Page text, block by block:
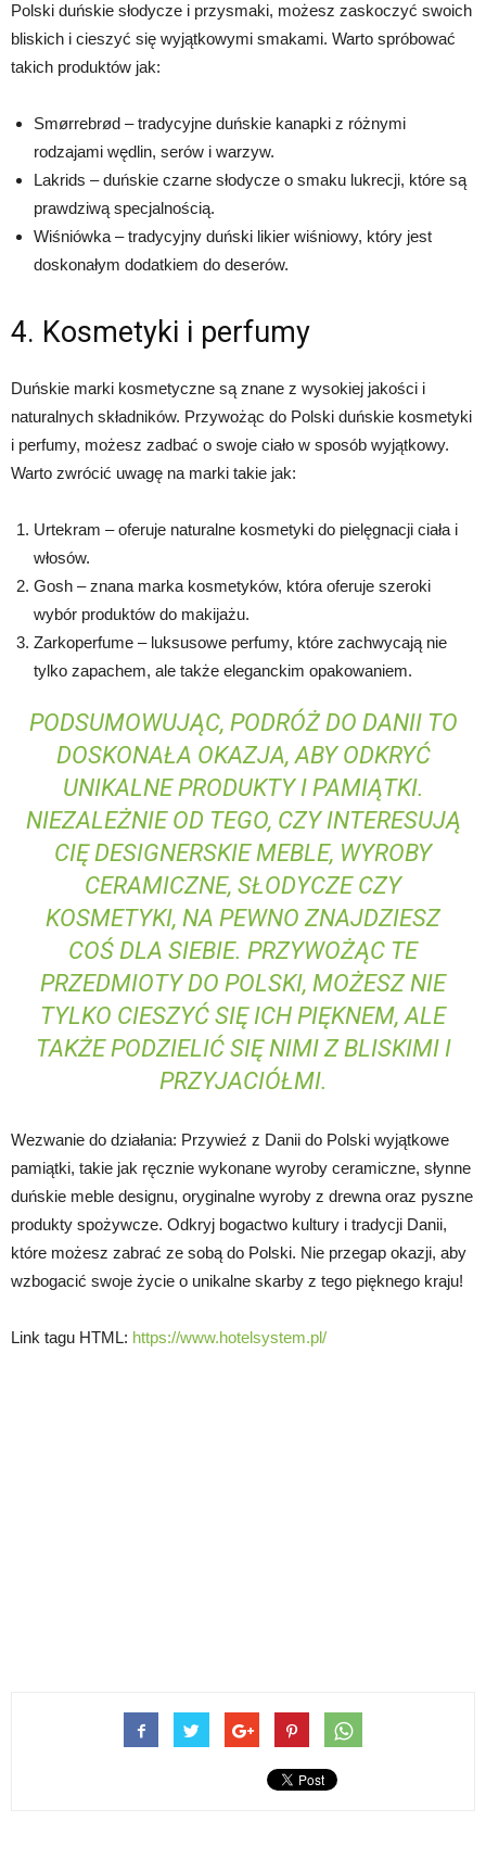
Polski duńskie słodycze i przysmaki, możesz zaskoczyć swoich
bliskich i cieszyć się wyjątkowymi smakami. Warto spróbować
takich produktów jak:
Smørrebrød – tradycyjne duńskie kanapki z różnymi
rodzajami wędlin, serów i warzyw.
Lakrids – duńskie czarne słodycze o smaku lukrecji, które są
prawdziwą specjalnością.
Wiśniówka – tradycyjny duński likier wiśniowy, który jest
doskonałym dodatkiem do deserów.
4. Kosmetyki i perfumy
Duńskie marki kosmetyczne są znane z wysokiej jakości i
naturalnych składników. Przywożąc do Polski duńskie kosmetyki
i perfumy, możesz zadbać o swoje ciało w sposób wyjątkowy.
Warto zwrócić uwagę na marki takie jak:
Urtekram – oferuje naturalne kosmetyki do pielęgnacji ciała i
włosów.
Gosh – znana marka kosmetyków, która oferuje szeroki
wybór produktów do makijażu.
Zarkoperfume – luksusowe perfumy, które zachwycają nie
tylko zapachem, ale także eleganckim opakowaniem.
PODSUMOWUJĄC, PODRÓŻ DO DANII TO
DOSKONAŁA OKAZJA, ABY ODKRYĆ
UNIKALNE PRODUKTY I PAMIĄTKI.
NIEZALEŻNIE OD TEGO, CZY INTERESUJĄ
CIĘ DESIGNERSKIE MEBLE, WYROBY
CERAMICZNE, SŁODYCZE CZY
KOSMETYKI, NA PEWNO ZNAJDZIESZ
COŚ DLA SIEBIE. PRZYWOŻĄC TE
PRZEDMIOTY DO POLSKI, MOŻESZ NIE
TYLKO CIESZYĆ SIĘ ICH PIĘKNEM, ALE
TAKŻE PODZIELIĆ SIĘ NIMI Z BLISKIMI I
PRZYJACIÓŁMI.
Wezwanie do działania: Przywieź z Danii do Polski wyjątkowe
pamiątki, takie jak ręcznie wykonane wyroby ceramiczne, słynne
duńskie meble designu, oryginalne wyroby z drewna oraz pyszne
produkty spożywcze. Odkryj bogactwo kultury i tradycji Danii,
które możesz zabrać ze sobą do Polski. Nie przegap okazji, aby
wzbogacić swoje życie o unikalne skarby z tego pięknego kraju!
Link tagu HTML: https://www.hotelsystem.pl/